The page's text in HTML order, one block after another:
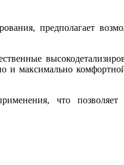
предполагает
и максимально
что